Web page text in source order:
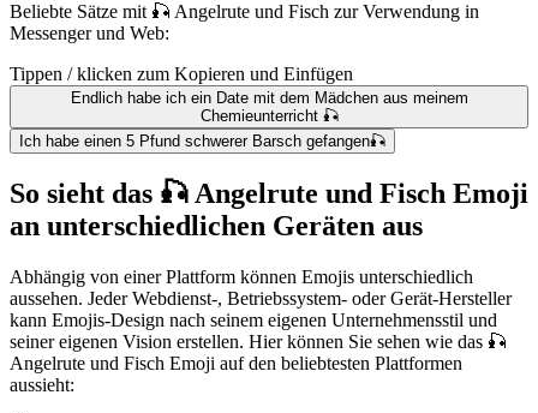
Beliebte Sätze mit 🎣 Angelrute und Fisch zur Verwendung in
Messenger und Web:
Tippen / klicken zum Kopieren und Einfügen
Endlich habe ich ein Date mit dem Mädchen aus meinem
Chemieunterricht 🎣
Ich habe einen 5 Pfund schwerer Barsch gefangen🎣
So sieht das 🎣 Angelrute und Fisch Emoji
an unterschiedlichen Geräten aus
Abhängig von einer Plattform können Emojis unterschiedlich
aussehen. Jeder Webdienst-, Betriebssystem- oder Gerät-Hersteller
kann Emojis-Design nach seinem eigenen Unternehmensstil und
seiner eigenen Vision erstellen. Hier können Sie sehen wie das 🎣
Angelrute und Fisch Emoji auf den beliebtesten Plattformen
aussieht: